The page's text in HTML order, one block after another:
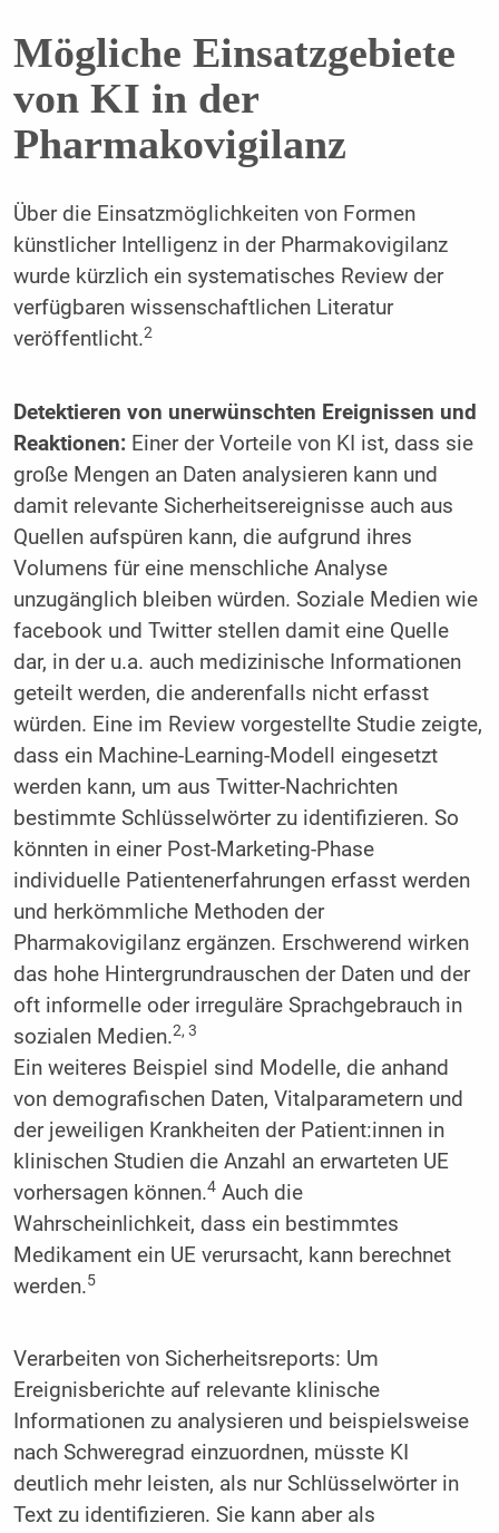
Mögliche Einsatzgebiete
von KI in der
Pharmakovigilanz
Über die Einsatzmöglichkeiten von Formen
künstlicher Intelligenz in der Pharmakovigilanz
wurde kürzlich ein systematisches Review der
verfügbaren wissenschaftlichen Literatur
veröffentlicht.2
Detektieren von unerwünschten Ereignissen und
Reaktionen:Einer der Vorteile von KI ist, dass sie
große Mengen an Daten analysieren kann und
damit relevante Sicherheitsereignisse auch aus
Quellen aufspüren kann, die aufgrund ihres
Volumens für eine menschliche Analyse
unzugänglich bleiben würden. Soziale Medien wie
facebook und Twitter stellen damit eine Quelle
dar, in der u.a. auch medizinische Informationen
geteilt werden, die anderenfalls nicht erfasst
würden. Eine im Review vorgestellte Studie zeigte,
dass ein Machine-Learning-Modell eingesetzt
werden kann, um aus Twitter-Nachrichten
bestimmte Schlüsselwörter zu identifizieren. So
könnten in einer Post-Marketing-Phase
individuelle Patientenerfahrungen erfasst werden
und herkömmliche Methoden der
Pharmakovigilanz ergänzen. Erschwerend wirken
das hohe Hintergrundrauschen der Daten und der
oft informelle oder irreguläre Sprachgebrauch in
sozialen Medien.2, 3
Ein weiteres Beispiel sind Modelle, die anhand
von demografischen Daten, Vitalparametern und
der jeweiligen Krankheiten der Patient:innen in
klinischen Studien die Anzahl an erwarteten UE
vorhersagen können.4Auch die
Wahrscheinlichkeit, dass ein bestimmtes
Medikament ein UE verursacht, kann berechnet
werden.5
Verarbeiten von Sicherheitsreports: Um
Ereignisberichte auf relevante klinische
Informationen zu analysieren und beispielsweise
nach Schweregrad einzuordnen, müsste KI
deutlich mehr leisten, als nur Schlüsselwörter in
Text zu identifizieren. Sie kann aber als